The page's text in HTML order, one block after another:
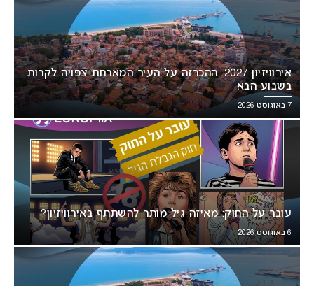
אירוויזיון 2027: ההכרזה על העיר המארחת צפויה לקרות
בשבוע הבא
7 באוגוסט 2026
עובר על החוק: מאיזה גיל מותר להשתתף באירוויזיון?
6 באוגוסט 2026